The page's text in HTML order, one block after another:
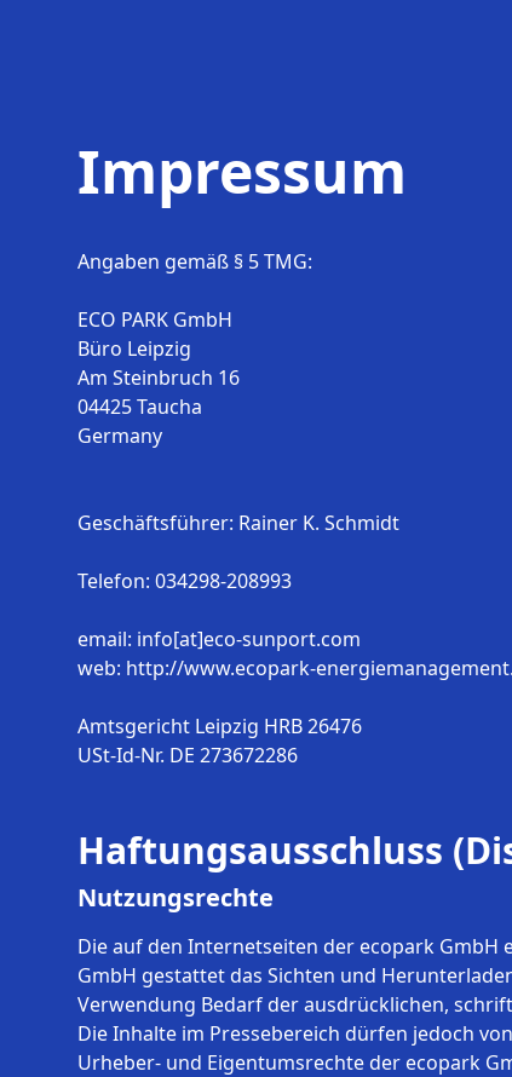
Impressum
Angaben gemäß § 5 TMG:
ECO PARK GmbH
Büro Leipzig
Am Steinbruch 16
04425 Taucha
Germany
Geschäftsführer: Rainer K. Schmidt
Telefon: 034298-208993
email: info[at]eco-sunport.com
web: http://www.ecopark-
Amtsgericht Leipzig HRB 26476
USt-Id-Nr. DE 273672286
Haftungsausschluss
Nutzungsrechte
Die auf den Internetseiten der ecopark GmbH
GmbH gestattet das Sichten und
Verwendung Bedarf der ausdrücklichen,
Die Inhalte im Pressebereich dürfen jedoch
Urheber- und Eigentumsrechte der ecopark